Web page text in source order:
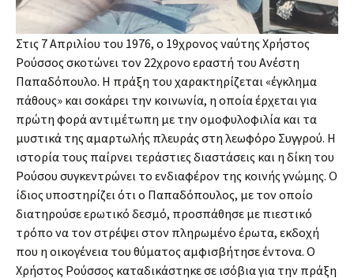
Στις 7 Απριλίου του 1976, ο 19χρονος ναύτης Χρήστος
Ρούσσος σκοτώνει τον 22χρονο εραστή του Ανέστη
Παπαδόπουλο. Η πράξη του χαρακτηρίζεται «έγκλημα
πάθους» και σοκάρει την κοινωνία, η οποία έρχεται για
πρώτη φορά αντιμέτωπη με την ομοφυλοφιλία και τα
μυστικά της αμαρτωλής πλευράς στη λεωφόρο Συγγρού. Η
ιστορία τους παίρνει τεράστιες διαστάσεις και η δίκη του
Ρούσου συγκεντρώνει το ενδιαφέρον της κοινής γνώμης. Ο
ίδιος υποστηρίζει ότι ο Παπαδόπουλος, με τον οποίο
διατηρούσε ερωτικό δεσμό, προσπάθησε με πιεστικό
τρόπο να τον στρέψει στον πληρωμένο έρωτα, εκδοχή
που η οικογένεια του θύματος αμφισβήτησε έντονα. Ο
Χρήστος Ρούσσος καταδικάστηκε σε ισόβια για την πράξη